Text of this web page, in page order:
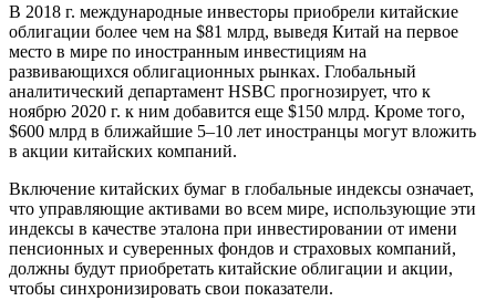
В 2018 г. международные инвесторы приобрели китайские
облигации более чем на $81 млрд, выведя Китай на первое
место в мире по иностранным инвестициям на
развивающихся облигационных рынках. Глобальный
аналитический департамент HSBC прогнозирует, что к
ноябрю 2020 г. к ним добавится еще $150 млрд. Кроме того,
$600 млрд в ближайшие 5–10 лет иностранцы могут вложить
в акции китайских компаний.
Включение китайских бумаг в глобальные индексы означает,
что управляющие активами во всем мире, использующие эти
индексы в качестве эталона при инвестировании от имени
пенсионных и суверенных фондов и страховых компаний,
должны будут приобретать китайские облигации и акции,
чтобы синхронизировать свои показатели.